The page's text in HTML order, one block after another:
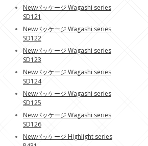
Newパッケージ Wagashi series
SD121
Newパッケージ Wagashi series
SD122
Newパッケージ Wagashi series
SD123
Newパッケージ Wagashi series
SD124
Newパッケージ Wagashi series
SD125
Newパッケージ Wagashi series
SD126
Newパッケージ Highlight series